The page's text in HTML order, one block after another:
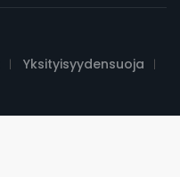
Yksityisyydensuoja